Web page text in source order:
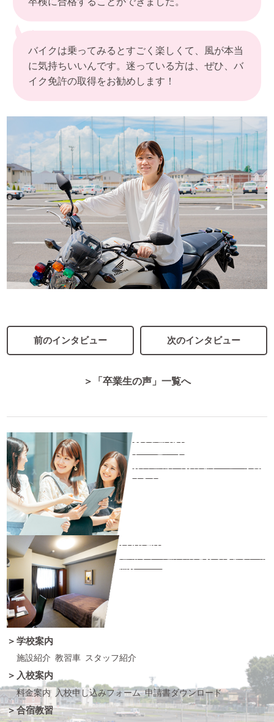
バイクは乗ってみるとすごく楽しくて、風が本当
に気持ちいいんです。迷っている方は、ぜひ、バ
イク免許の取得をお勧めします！
前のインタビュー 次のインタビュー
＞「卒業生の声」一覧へ
お友達紹介
学校案内
施設紹介 教習車 スタッフ紹介
入校案内
料金案内 入校申し込みフォーム 申請書ダウンロード
合宿教習